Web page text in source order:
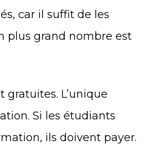
car il suffit de les
plus grand nombre est
gratuites. L’unique
Si les étudiants
ils doivent payer.